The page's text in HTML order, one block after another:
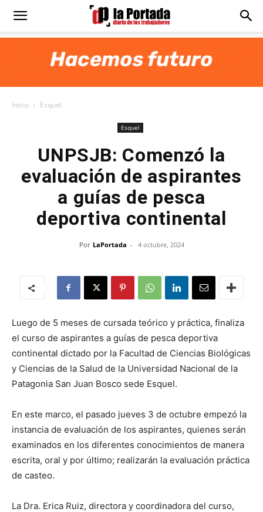
Diario
Inicio Esquel
Esquel
UNPSJB: Comenzó la
evaluación de aspirantes
a guías de pesca
deportiva continental
Por LaPortada - 4 octubre, 2024
Luego de 5 meses de cursada teórico y práctica, finaliza
el curso de aspirantes a guías de pesca deportiva
continental dictado por la Facultad de Ciencias Biológicas
y Ciencias de la Salud de la Universidad Nacional de la
Patagonia San Juan Bosco sede Esquel.
En este marco, el pasado jueves 3 de octubre empezó la
instancia de evaluación de los aspirantes, quienes serán
examinados en los diferentes conocimientos de manera
escrita, oral y por último; realizarán la evaluación práctica
de casteo.
La Dra. Erica Ruiz, directora y coordinadora del curso,